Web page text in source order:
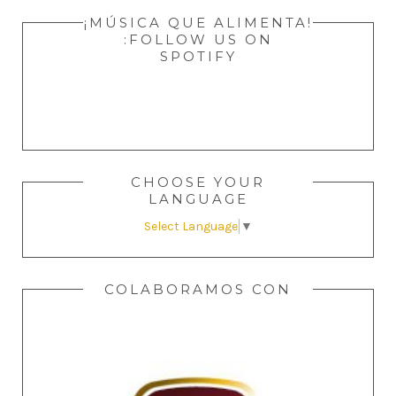
¡MÚSICA QUE ALIMENTA!
:FOLLOW US ON
SPOTIFY
CHOOSE YOUR
LANGUAGE
Select Language ▼
COLABORAMOS CON